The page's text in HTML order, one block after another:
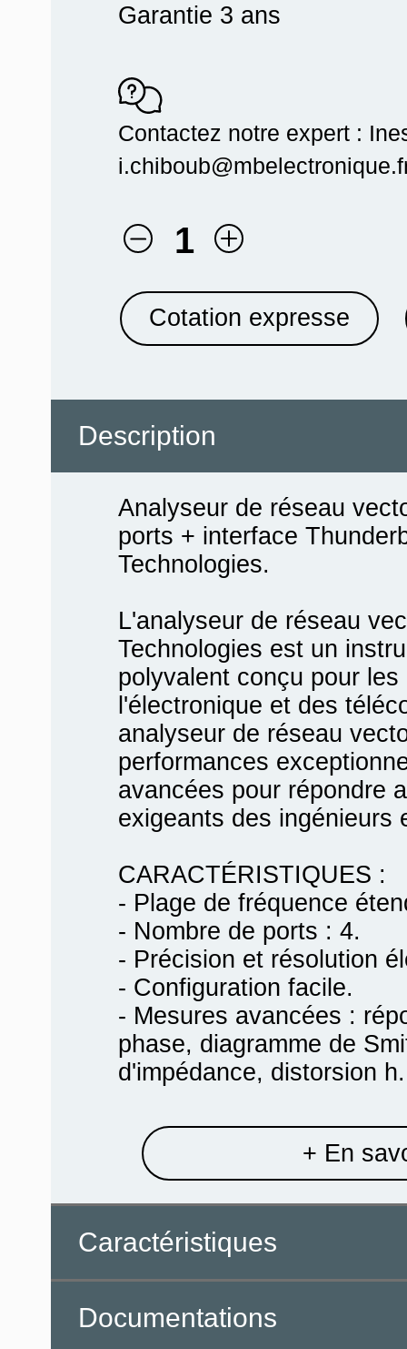
Garantie 3 ans
Contactez notre expert :
1
Cotation expresse
Description
Analyseur de réseau
ports + interface
Technologies.
L'analyseur de réseau
Technologies est un
polyvalent conçu pour
l'électronique et des
analyseur de réseau
performances
avancées pour répondre
exigeants des ingénieurs
CARACTÉRISTIQUES :
- Plage de fréquence
- Nombre de ports : 4.
- Précision et résolution
- Configuration facile.
- Mesures avancées :
phase, diagramme de
d'impédance, distorsion
+ En
Caractéristiques
Documentations